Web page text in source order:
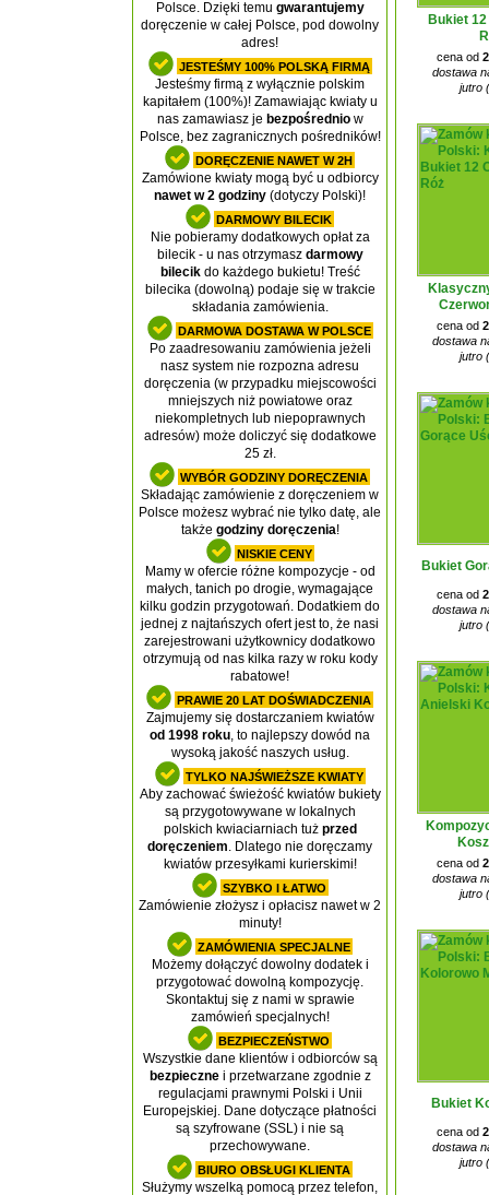
Polsce. Dzięki temu gwarantujemy
doręczenie w całej Polsce, pod dowolny
adres!
JESTEŚMY 100% POLSKĄ FIRMĄ
Jesteśmy firmą z wyłącznie polskim
kapitałem (100%)! Zamawiając kwiaty u
nas zamawiasz je bezpośredniow
Polsce, bez zagranicznych pośredników!
DORĘCZENIE NAWET W 2H
Zamówione kwiaty mogą być u odbiorcy
nawet w 2 godziny (dotyczy Polski)!
DARMOWY BILECIK
Nie pobieramy dodatkowych opłat za
bilecik - u nas otrzymasz darmowy
bilecikdo każdego bukietu! Treść
bilecika (dowolną) podaje się w trakcie
składania zamówienia.
DARMOWA DOSTAWA W POLSCE
Po zaadresowaniu zamówienia jeżeli
nasz system nie rozpozna adresu
doręczenia (w przypadku miejscowości
mniejszych niż powiatowe oraz
niekompletnych lub niepoprawnych
adresów) może doliczyć się dodatkowe
25 zł.
WYBÓR GODZINY DORĘCZENIA
Składając zamówienie z doręczeniem w
Polsce możesz wybrać nie tylko datę, ale
także godziny doręczenia!
NISKIE CENY
Mamy w ofercie różne kompozycje - od
małych, tanich po drogie, wymagające
kilku godzin przygotowań. Dodatkiem do
jednej z najtańszych ofert jest to, że nasi
zarejestrowani użytkownicy dodatkowo
otrzymują od nas kilka razy w roku kody
rabatowe!
PRAWIE 20 LAT DOŚWIADCZENIA
Zajmujemy się dostarczaniem kwiatów
od 1998 roku , to najlepszy dowód na
wysoką jakość naszych usług.
TYLKO NAJŚWIEŻSZE KWIATY
Aby zachować świeżość kwiatów bukiety
są przygotowywane w lokalnych
polskich kwiaciarniach tuż przed
doręczeniem . Dlatego nie doręczamy
kwiatów przesyłkami kurierskimi!
SZYBKO I ŁATWO
Zamówienie złożysz i opłacisz nawet w 2
minuty!
ZAMÓWIENIA SPECJALNE
Możemy dołączyć dowolny dodatek i
przygotować dowolną kompozycję.
Skontaktuj się z nami w sprawie
zamówień specjalnych!
BEZPIECZEŃSTWO
Wszystkie dane klientów i odbiorców są
bezpiecznei przetwarzane zgodnie z
regulacjami prawnymi Polski i Unii
Europejskiej. Dane dotyczące płatności
są szyfrowane (SSL) i nie są
przechowywane.
BIURO OBSŁUGI KLIENTA
Służymy wszelką pomocą przez telefon,
Bukiet
cena od
dostawa
jutro
cena od
dostawa
jutro
Bukiet
cena od
dostawa
jutro
cena od
dostawa
jutro
Bukiet
cena od
dostawa
jutro